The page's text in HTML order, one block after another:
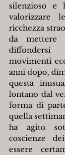
silenzioso e
valorizzare
ricchezza
da
movimenti
anni dopo,
questa
lontano dal
forma di
quella
ha agito
coscienze
essere